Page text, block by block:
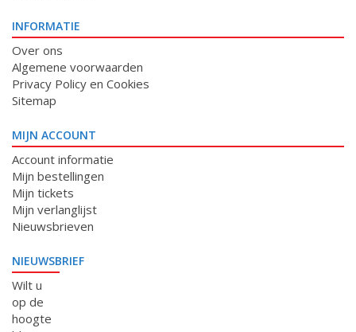
INFORMATIE
Over ons
Algemene voorwaarden
Privacy Policy en Cookies
Sitemap
MIJN ACCOUNT
Account informatie
Mijn bestellingen
Mijn tickets
Mijn verlanglijst
Nieuwsbrieven
NIEUWSBRIEF
Wilt u
op de
hoogte